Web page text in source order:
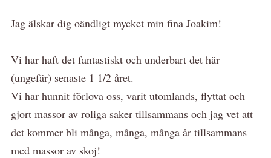
Jag älskar dig oändligt mycket min fina Joakim!
Vi har haft det fantastiskt och underbart det här
(ungefär) senaste 1 1/2 året.
Vi har hunnit förlova oss, varit utomlands, flyttat och
gjort massor av roliga saker tillsammans och jag vet att
det kommer bli många, många, många år tillsammans
med massor av skoj!